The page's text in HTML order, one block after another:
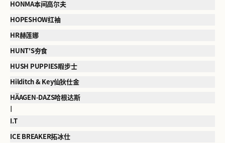
HONMA本间高尔夫
HOPESHOW红袖
HR赫莲娜
HUNT'S夯食
HUSH PUPPIES暇步士
Hilditch & Key仙狄仕金
HÄAGEN-DAZS哈根达斯
I
I.T
ICE BREAKER拓冰仕